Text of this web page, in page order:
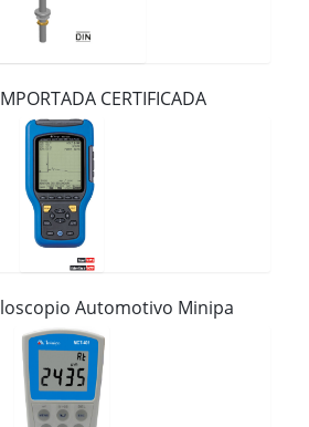
CERTIFICADA
Automotivo Minipa